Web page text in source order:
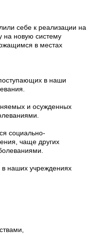
себе к реализации на
на новую систему
в местах
в наши
и осужденных
социально-
чаще других
наших учреждениях